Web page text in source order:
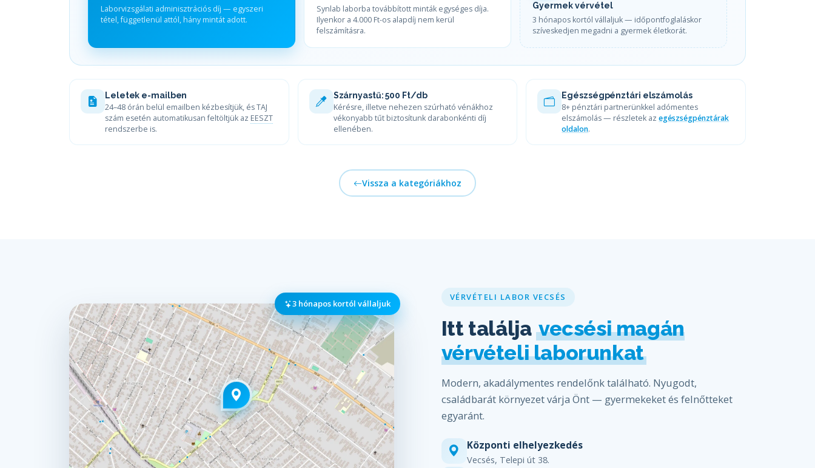
Laborvizsgálati adminisztrációs díj — egyszeri
tétel, függetlenül attól, hány mintát adott.
Synlab laborba továbbított minták egységes díja.
Ilyenkor a 4.000 Ft-os alapdíj nem kerül
felszámításra.
Gyermek vérvétel
3 hónapos kortól vállaljuk — időpontfoglaláskor
szíveskedjen megadni a gyermek életkorát.
Leletek e-mailben
24–48 órán belül emailben kézbesítjük, és TAJ
szám esetén automatikusan feltöltjük az EESZT
rendszerbe is.
Szárnyastű: 500 Ft/db
Kérésre, illetve nehezen szúrható vénákhoz
vékonyabb tűt biztosítunk darabonkénti díj
ellenében.
Egészségpénztári elszámolás
8+ pénztári partnerünkkel adómentes
elszámolás — részletek azegészségpénztárak
oldalon.
Vissza a kategóriákhoz
3 hónapos kortól vállaljuk
VÉRVÉTELI LABOR VECSÉS
Itt találja vecsési magán
vérvételi laborunkat
Modern, akadálymentes rendelőnk található. Nyugodt,
családbarát környezet várja Önt — gyermekeket és felnőtteket
egyaránt.
Központi elhelyezkedés
Vecsés, Telepi út 38.